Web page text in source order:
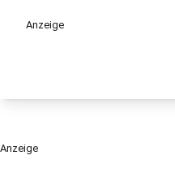
Anzeige
Anzeige